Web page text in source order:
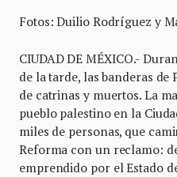
Fotos: Duilio Rodríguez y
CIUDAD DE MÉXICO.-
de la tarde, las banderas
de catrinas y muertos. La
pueblo palestino en la
miles de personas, que
Reforma con un reclamo:
emprendido por el Estado